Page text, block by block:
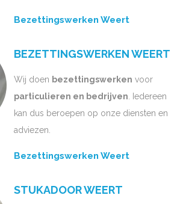
Bezettingswerken Weert
BEZETTINGSWERKEN WEERT
Wij doen bezettingswerken voor
particulieren en bedrijven. Iedereen
kan dus beroepen op onze diensten en
adviezen.
Bezettingswerken Weert
STUKADOOR WEERT